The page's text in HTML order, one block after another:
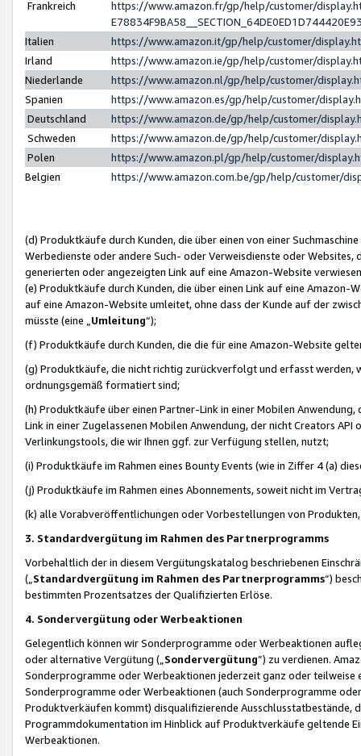
Frankreich
https://www.amazon.fr/gp/help/customer/
Italien
https://www.amazon.it/gp/help/customer/
Irland
https://www.amazon.ie/gp/help/customer/
Niederlande
https://www.amazon.nl/gp/help/customer/
Spanien
https://www.amazon.es/gp/help/customer/
Deutschland
https://www.amazon.de/gp/help/customer/
Schweden
https://www.amazon.de/gp/help/customer/
Polen
https://www.amazon.pl/gp/help/customer/
Belgien
https://www.amazon.com.be/gp/help/customer/
(d) Produktkäufe durch Kunden, die über einen von einer
Werbedienste oder andere Such- oder Verweisdienste oder Websites,
generierten oder angezeigten Link auf eine Amazon-Website
(e) Produktkäufe durch Kunden, die über einen Link auf eine
auf eine Amazon-Website umleitet, ohne dass der Kunde auf der
müsste (eine „ Umleitung“);
(f) Produktkäufe durch Kunden, die die für eine Amazon-Website
(g) Produktkäufe, die nicht richtig zurückverfolgt und erfasst werden,
ordnungsgemäß formatiert sind;
(h) Produktkäufe über einen Partner-Link in einer Mobilen
Link in einer Zugelassenen Mobilen Anwendung, der nicht Creators
Verlinkungstools, die wir Ihnen ggf. zur Verfügung stellen, nutzt;
(i) Produktkäufe im Rahmen eines Bounty Events (wie in Ziffer 4 (a)
(j) Produktkäufe im Rahmen eines Abonnements, soweit nicht im
(k) alle Vorabveröffentlichungen oder Vorbestellungen von
3. Standardvergütung im Rahmen des Partnerprogramms
Vorbehaltlich der in diesem Vergütungskatalog beschriebenen
(„ Standardvergütung im Rahmen des Partnerprogramms“)
bestimmten Prozentsatzes der Qualifizierten Erlöse.
4. Sondervergütung oder Werbeaktionen
Gelegentlich können wir Sonderprogramme oder Werbeaktionen
oder alternative Vergütung („ Sondervergütung”) zu verdienen.
Sonderprogramme oder Werbeaktionen jederzeit ganz oder
Sonderprogramme oder Werbeaktionen (auch Sonderprogramme
Produktverkäufen kommt) disqualifizierende Ausschlusstatbestände,
Programmdokumentation im Hinblick auf Produktverkäufe geltende
Werbeaktionen.